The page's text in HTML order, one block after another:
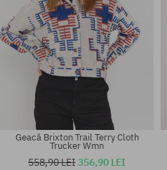
Geacă Brixton Trail Terry Cloth
Trucker Wmn
558,90 LEI356,90 LEI